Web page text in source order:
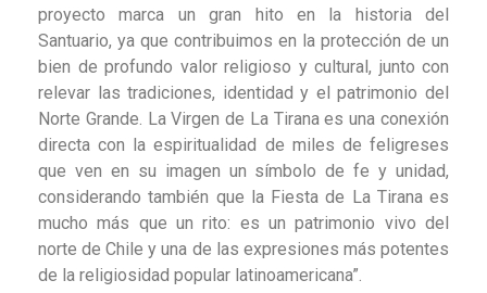
proyecto marca un gran hito en la historia del
Santuario, ya que contribuimos en la protección de un
bien de profundo valor religioso y cultural, junto con
relevar las tradiciones, identidad y el patrimonio del
Norte Grande. La Virgen de La Tirana es una conexión
directa con la espiritualidad de miles de feligreses
que ven en su imagen un símbolo de fe y unidad,
considerando también que la Fiesta de La Tirana es
mucho más que un rito: es un patrimonio vivo del
norte de Chile y una de las expresiones más potentes
de la religiosidad popular latinoamericana”.